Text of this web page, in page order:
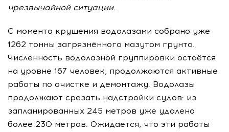
чрезвычайной ситуации.
С момента крушения водолазами собрано уже
1262 тонны загрязнённого мазутом грунта.
Численность водолазной группировки остаётся
на уровне 167 человек, продолжаются активные
работы по очистке и демонтажу. Водолазы
продолжают срезать надстройки судов: из
запланированных 245 метров уже удалено
более 230 метров. Ожидается, что эти работы